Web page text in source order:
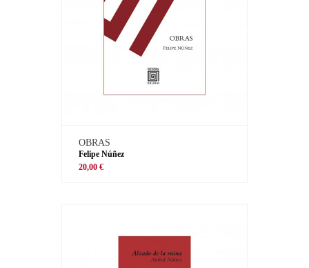
OBRAS
Felipe Núñez
20,00 €